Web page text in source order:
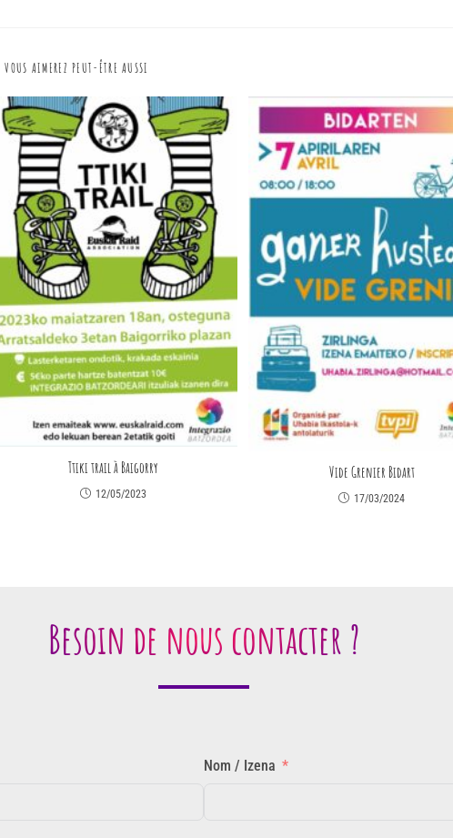
VOUS AIMEREZ PEUT-ÊTRE AUSSI
Ttiki trail à Baigorry
12/05/2023
Vide Grenier Bidart
17/03/2024
Besoin de nous contacter ?
Nom / Izena